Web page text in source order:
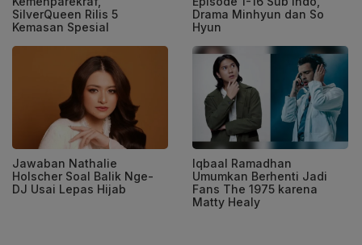
SilverQueen Rilis 5
Kemasan Spesial
Drama Minhyun dan So
Hyun
Jawaban Nathalie
Holscher Soal Balik Nge-
DJ Usai Lepas Hijab
Iqbaal Ramadhan
Umumkan Berhenti Jadi
Fans The 1975 karena
Matty Healy